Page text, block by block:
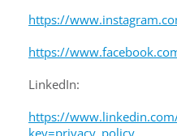
https://
https://
LinkedIn:
https://
key=privacy_policy